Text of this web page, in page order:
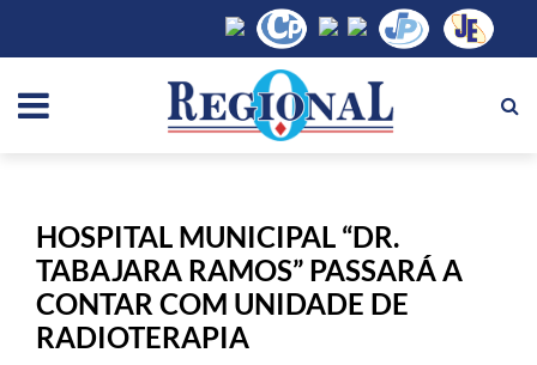
HOSPITAL MUNICIPAL “DR.
TABAJARA RAMOS” PASSARÁ A
CONTAR COM UNIDADE DE
RADIOTERAPIA